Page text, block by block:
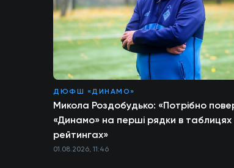
ДЮФШ «ДИНАМО»
Микола Роздобудько: «Потрібно
«Динамо» на перші рядки в таблицях
рейтингах»
01.08.2026, 11:46